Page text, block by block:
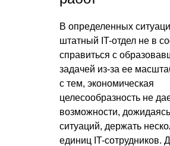
В определенных
штатный IT-отдел не в
справиться с
задачей из-за ее
с тем, экономическая
целесообразность не
возможности,
ситуаций, держать
единиц IT-сотрудников.